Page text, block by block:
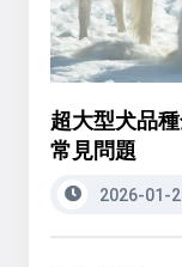
超大型犬品
常見問題
2026-01-